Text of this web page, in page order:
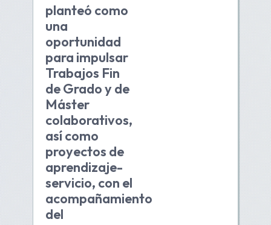
planteó como
una
oportunidad
para impulsar
Trabajos Fin
de Grado y de
Máster
colaborativos,
así como
proyectos de
aprendizaje-
servicio, con el
acompañamiento
del